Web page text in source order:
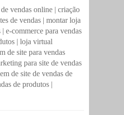
vendas online | criação
de vendas | montar loja
| e-commerce para vendas
| loja virtual
de site para vendas
para site de vendas
de site de vendas de
de produtos |